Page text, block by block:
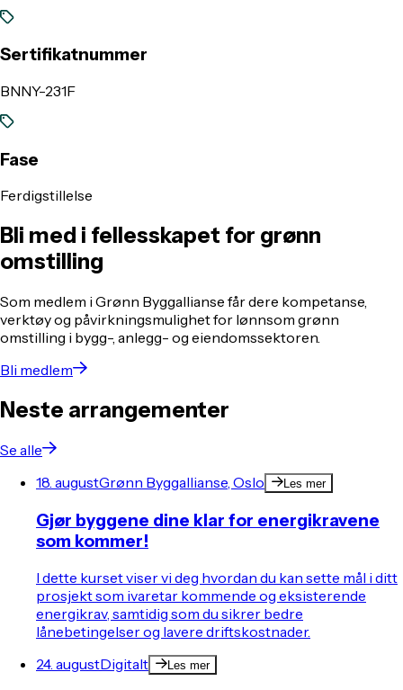
Sertifikatnummer
BNNY-231F
Fase
Ferdigstillelse
Bli med i fellesskapet for grønn
omstilling
Som medlem i Grønn Byggallianse får dere kompetanse,
verktøy og påvirkningsmulighet for lønnsom grønn
omstilling i bygg-, anlegg- og eiendomssektoren.
Bli medlem
Neste arrangementer
Se alle
18. augustGrønn Byggallianse, Oslo Les mer
Gjør byggene dine klar for energikravene
som kommer!
I dette kurset viser vi deg hvordan du kan sette mål i ditt
prosjekt som ivaretar kommende og eksisterende
energikrav, samtidig som du sikrer bedre
lånebetingelser og lavere driftskostnader.
24. augustDigitalt Les mer